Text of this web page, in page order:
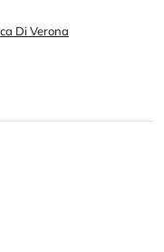
Di Verona